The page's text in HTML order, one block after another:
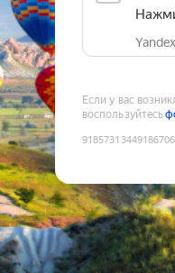
Если у вас
воспользуйтесь